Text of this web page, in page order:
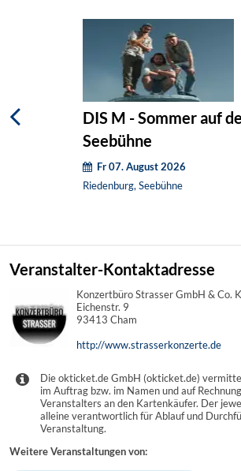
DIS M - Sommer auf
Seebühne
Fr 07. August 2026
Riedenburg, Seebühne
Veranstalter-Kontaktadresse
Konzertbüro Strasser GmbH & Co.
Eichenstr. 9
93413 Cham
http://www.strasserkonzerte.de
Die okticket.de GmbH (okticket.de)
im Auftrag bzw. im Namen und auf
Veranstalters an den Kartenkäufer. Der
alleine verantwortlich für Ablauf und
Veranstaltung.
Weitere Veranstaltungen von: